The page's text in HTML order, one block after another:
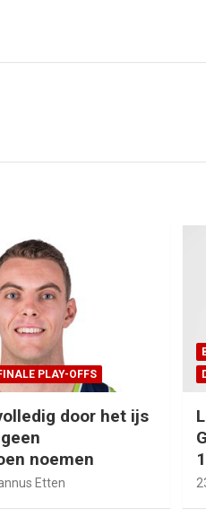
PLAY-OFFS
door het ijs
noemen
Etten